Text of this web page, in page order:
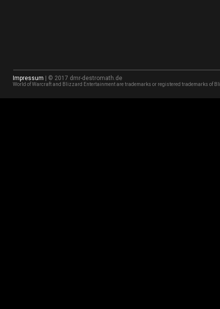
Impressum | © 2017 dmr-destromath.de
World of Warcraft and Blizzard Entertainment are trademarks or registered trademarks of